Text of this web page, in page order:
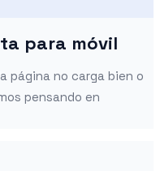
para móvil
página no carga bien o
pensando en